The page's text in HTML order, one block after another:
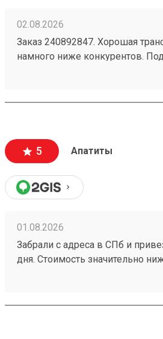
02.08.2026
Заказ 240892847. Хорошая
намного ниже конкурентов.
подскажут как лучше
5 Апатиты
01.08.2026
Забрали с адреса в СПб и
дня. Стоимость значительно
компанией! Номер заказа